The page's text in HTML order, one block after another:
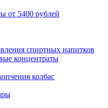
от 5400 рублей
спиртных напитков
концентраты
колбас